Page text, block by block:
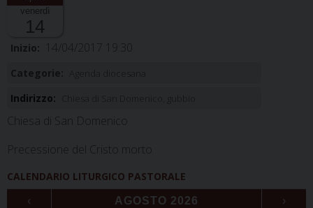
venerdì
14
Inizio: 14/04/2017 19:30
Categorie:
Indirizzo:
Chiesa di San Domenico
Precessione del Cristo morto
CALENDARIO LITURGICO PASTORALE
‹ AGOSTO 2026 ›